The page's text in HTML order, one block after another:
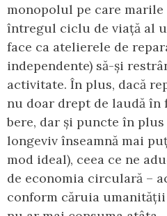
monopolul pe care
întregul ciclu de viață al
face ca atelierele de
independente) să-și
activitate. În plus, dacă
nu doar drept de laudă
bere, dar și puncte în
longeviv înseamnă mai
mod ideal), ceea ce ne
de economia circulară –
conform căruia